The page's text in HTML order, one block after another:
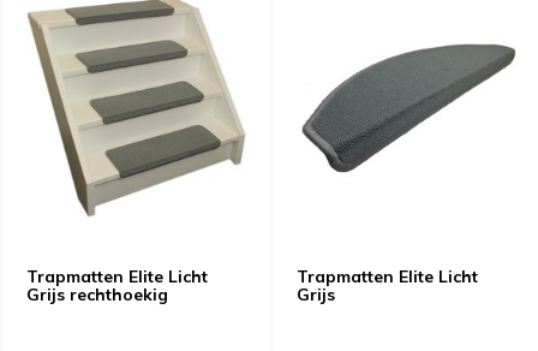
Trapmatten Elite Licht
Grijs rechthoekig
Trapmatten Elite Licht
Grijs